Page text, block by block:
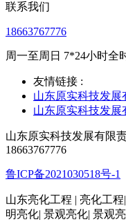
联系我们
18663767776
周一至周日 7*24小时全
友情链接 :
山东原实科技发展
山东原实科技发展
山东原实科技发展有限
18663767776
鲁ICP备2021030518号-1
山东亮化工程 | 亮化工
明亮化| 景观亮化| 景观